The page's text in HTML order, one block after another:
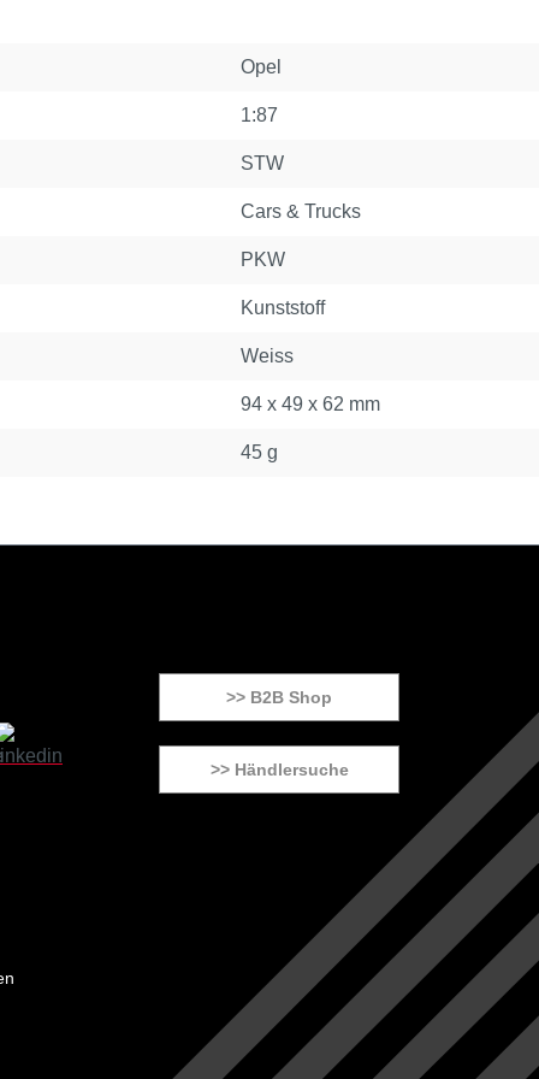
Opel
1:87
STW
Cars & Trucks
PKW
Kunststoff
Weiss
94 x 49 x 62 mm
45 g
>> B2B Shop
>> Händlersuche